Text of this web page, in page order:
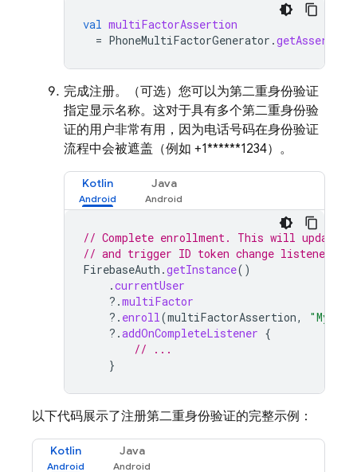
val multiFactorAssertion
= PhoneMultiFactorGenerator .getAssertion
完成注册。（可选）您可以为第二重身份验证
指定显示名称。这对于具有多个第二重身份验
证的用户非常有用，因为电话号码在身份验证
流程中会被遮盖（例如 +1******1234）。
Kotlin Java
// Complete enrollment. This will update
// and trigger ID token change listener.
FirebaseAuth .getInstance()
.currentUser
?.multiFactor
?. enroll(multiFactorAssertion,
"My
?.addOnCompleteListener {
// ...
}
以下代码展示了注册第二重身份验证的完整示例：
Kotlin Java